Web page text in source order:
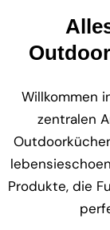
Willkommen
zentralen
Produkte, die